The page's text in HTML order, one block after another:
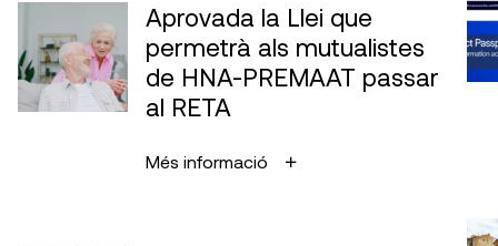
Aprovada la Llei que
permetrà als mutualistes
de HNA-PREMAAT passar
al RETA
Més informació